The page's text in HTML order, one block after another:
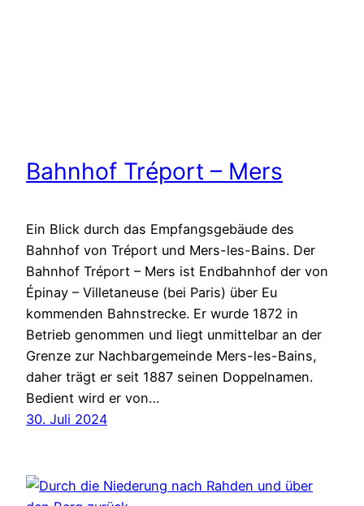
Bahnhof Tréport – Mers
Ein Blick durch das Empfangsgebäude des
Bahnhof von Tréport und Mers-les-Bains. Der
Bahnhof Tréport – Mers ist Endbahnhof der von
Épinay – Villetaneuse (bei Paris) über Eu
kommenden Bahnstrecke. Er wurde 1872 in
Betrieb genommen und liegt unmittelbar an der
Grenze zur Nachbargemeinde Mers-les-Bains,
daher trägt er seit 1887 seinen Doppelnamen.
Bedient wird er von…
30. Juli 2024